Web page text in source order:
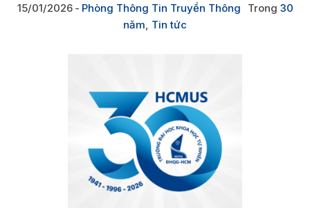
15/01/2026 Phòng Thông Tin Truyền Thông Trong 30
năm Tin tức